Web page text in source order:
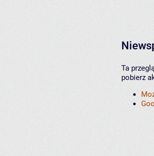
Ta
pobierz